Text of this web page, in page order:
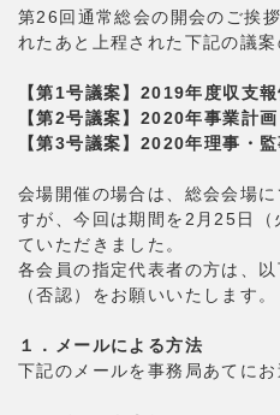
第26回通常総会の開会のご挨
れたあと上程された下記の議案
【第1号議案】2019年度収支報
【第2号議案】2020年事業計
【第3号議案】2020年理事・
会場開催の場合は、総会会場
すが、今回は期間を2月25日
ていただきました。
各会員の指定代表者の方は、
（否認）をお願いいたします。
１．メールによる方法
下記のメールを事務局あてにお